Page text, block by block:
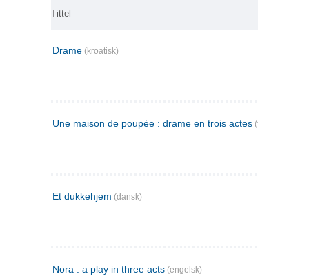
Tittel
Drame (kroatisk)
Une maison de poupée : drame en trois actes (fransk)
Et dukkehjem (dansk)
Nora : a play in three acts (engelsk)